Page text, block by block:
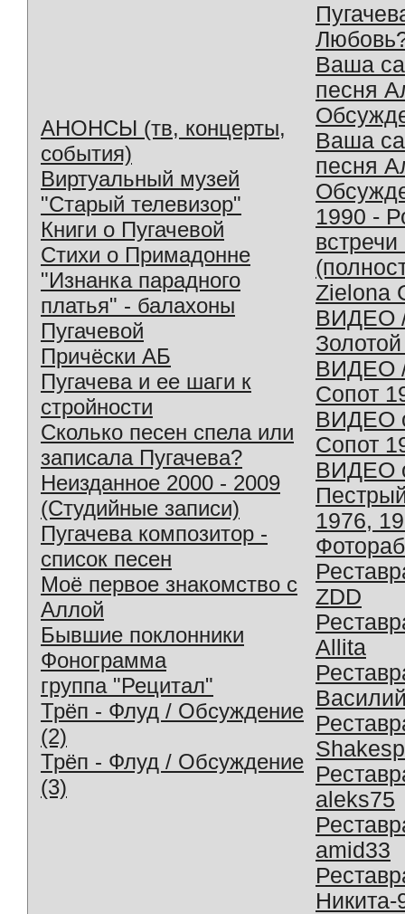
АНОНСЫ (тв, концерты,
события)
Виртуальный музей
"Старый телевизор"
Книги о Пугачевой
Стихи о Примадонне
"Изнанка парадного
платья" - балахоны
Пугачевой
Причёски АБ
Пугачева и ее шаги к
стройности
Сколько песен спела или
записала Пугачева?
Неизданное 2000 - 2009
(Студийные записи)
Пугачева композитор -
список песен
Моё первое знакомство с
Аллой
Бывшие поклонники
Фонограмма
группа "Рецитал"
Трёп - Флуд / Обсуждение
(2)
Трёп - Флуд / Обсуждение
(3)
Ваша
песня
Ваша
песня
1990 -
Zielona
ВИДЕО
ВИДЕО
Сопот
ВИДЕО
Сопот
ВИДЕО
1976,
ZDD
Allita
aleks75
amid33
Никита-